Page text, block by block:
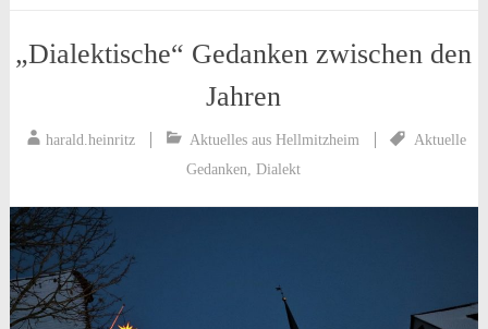
„Dialektische“ Gedanken zwischen den
Jahren
harald.heinritz Aktuelles aus Hellmitzheim
Aktuelle
Gedanken,Dialekt